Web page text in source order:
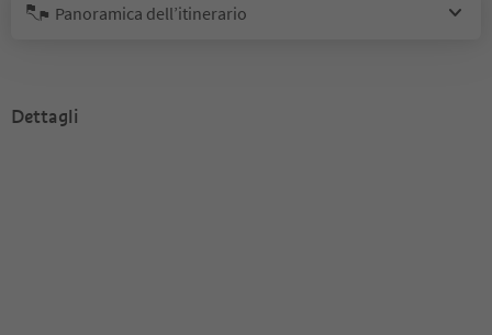
Panoramica dell’itinerario
Dettagli